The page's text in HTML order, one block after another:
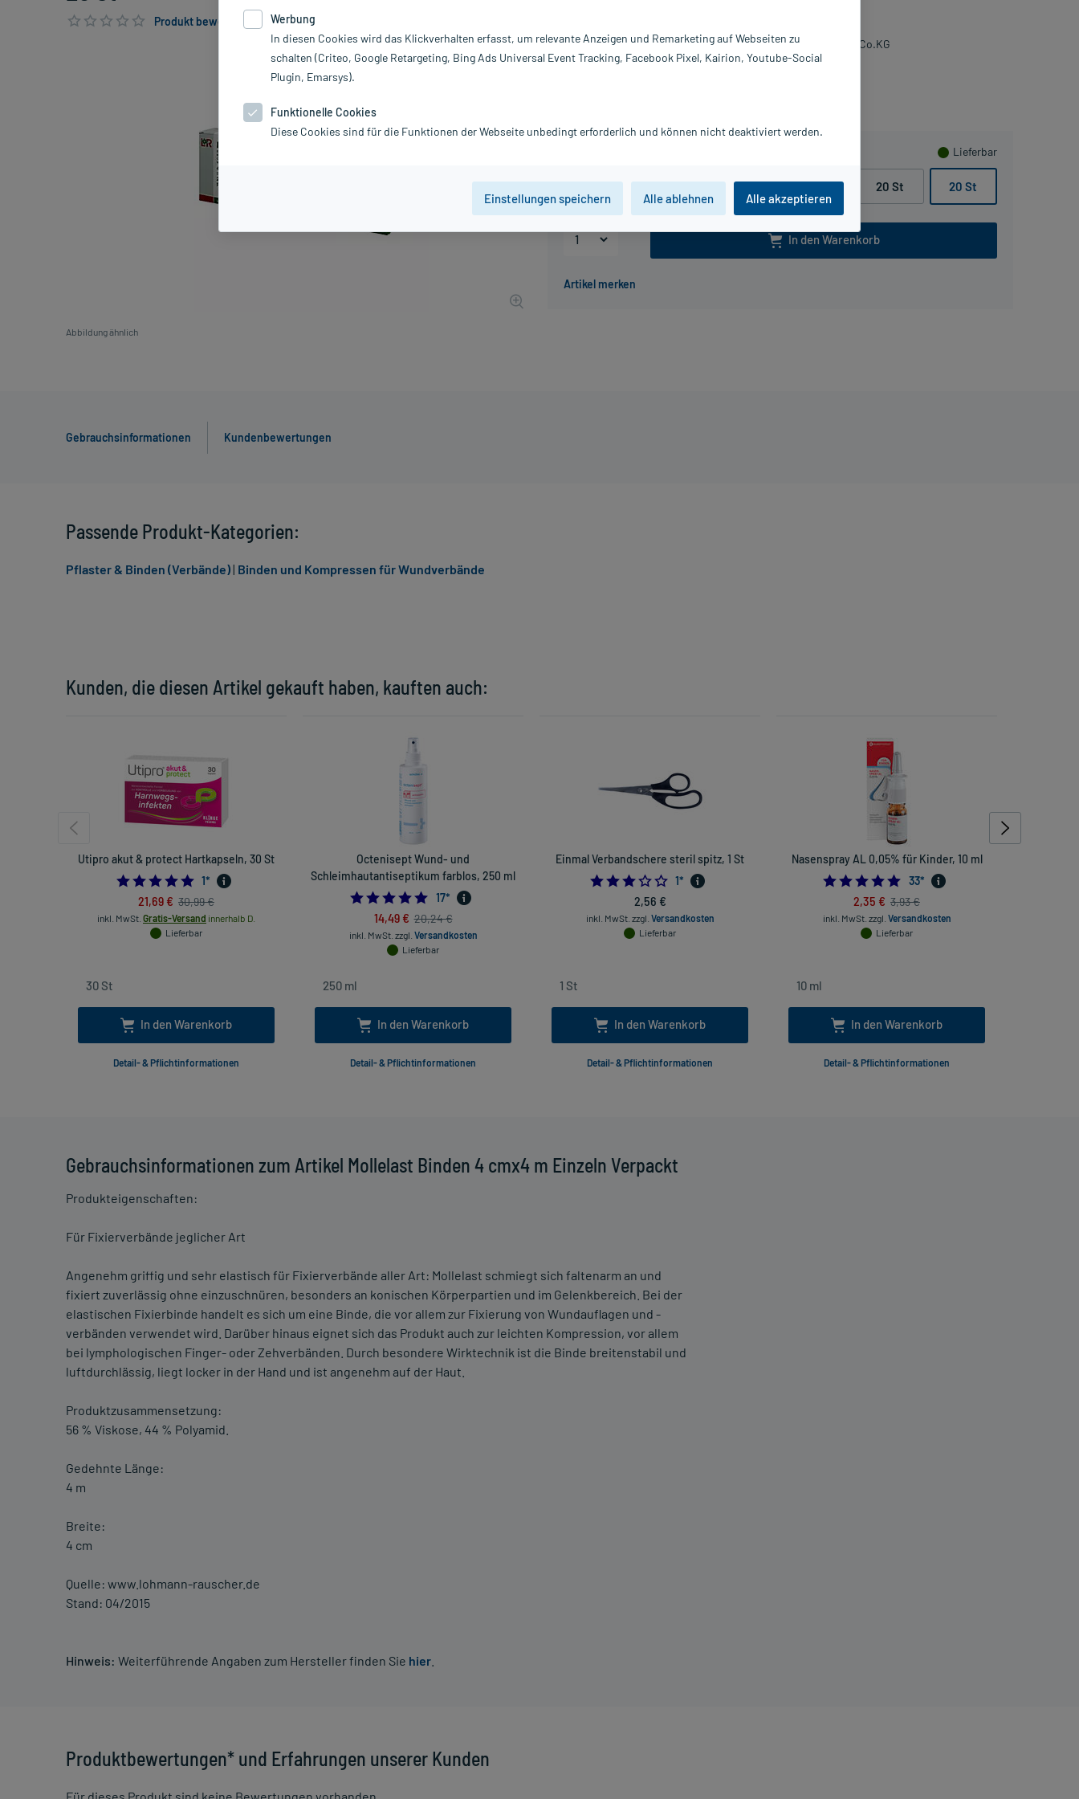
Produkt bewerten & PlusHerzen sichern
Abbildung ähnlich
Lieferbar
1 St 20 St 20 St 20 St 20 St 20 St
In den Warenkorb
Hersteller:
Lohmann & Rauscher GmbH & Co.KG
Gebrauchsinformationen Kundenbewertungen
Gebrauchsinformationen zum Artikel Mollelast Binden 4 cmx4 m Einzeln Verpackt
Produkteigenschaften:
Für Fixierverbände jeglicher Art
Angenehm griffig und sehr elastisch für Fixierverbände aller Art: Mollelast schmiegt sich faltenarm an und
fixiert zuverlässig ohne einzuschnüren, besonders an konischen Körperpartien und im Gelenkbereich. Bei der
elastischen Fixierbinde handelt es sich um eine Binde, die vor allem zur Fixierung von Wundauflagen und -
verbänden verwendet wird. Darüber hinaus eignet sich das Produkt auch zur leichten Kompression, vor allem
bei lymphologischen Finger- oder Zehverbänden. Durch besondere Wirktechnik ist die Binde breitenstabil und
luftdurchlässig, liegt locker in der Hand und ist angenehm auf der Haut.
Produktzusammensetzung:
56 % Viskose, 44 % Polyamid.
Gedehnte Länge:
4 m
Breite:
4 cm
Quelle: www.lohmann-rauscher.de
Stand: 04/2015
Hinweis: Weiterführende Angaben zum Hersteller finden Sie hier
Produktbewertungen* und Erfahrungen unserer Kunden
Kunden, die diesen Artikel gekauft haben, kauften auch:
Utipro akut & protect Hartkapseln, 30 St
5.0
1*
21,69 € 30,99 €
inkl. MwSt. Gratis-Versand innerhalb D.
Lieferbar
In den Warenkorb
Detail- & Pflichtinformationen
Octenisept Wund- und
Schleimhautantiseptikum farblos, 250 ml
4.9411764705882355
17*
14,49 € 20,24 €
inkl. MwSt. zzgl. Versandkosten
Lieferbar
In den Warenkorb
Detail- & Pflichtinformationen
Einmal Verbandschere steril spitz, 1 St
3.0
1*
2,56 €
inkl. MwSt. zzgl. Versandkosten
Lieferbar
In den Warenkorb
Detail- & Pflichtinformationen
Nasenspray AL 0,05% für Kinder, 10 ml
4.757575757575758
33*
2,35 € 3,93 €
inkl. MwSt. zzgl. Versandkosten
Lieferbar
In den Warenkorb
Detail- & Pflichtinformationen
Passende Produkt-Kategorien:
Pflaster & Binden (Verbände)| Binden und Kompressen für Wundverbände
Werbung
In diesen Cookies wird das Klickverhalten erfasst, um relevante Anzeigen und Remarketing auf Webseiten zu
schalten (Criteo, Google Retargeting, Bing Ads Universal Event Tracking, Facebook Pixel, Kairion, Youtube-Social
Plugin, Emarsys).
Funktionelle Cookies
Diese Cookies sind für die Funktionen der Webseite unbedingt erforderlich und können nicht deaktiviert werden.
Einstellungen speichern Alle ablehnen Alle akzeptieren